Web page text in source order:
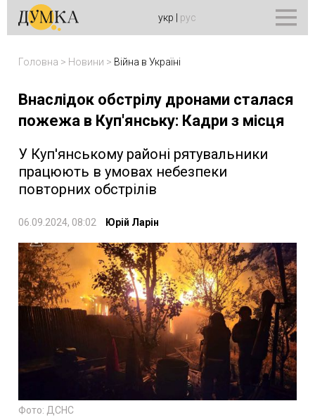
укр рус
Головна > Новини > Війна в Україні
Внаслідок обстрілу дронами сталася
пожежа в Куп'янську: Кадри з місця
У Куп'янському районі рятувальники
працюють в умовах небезпеки
повторних обстрілів
06.09.2024, 08:02 Юрій Ларін
Фото: ДСНС